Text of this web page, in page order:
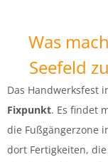
Was
Seefeld
Das Handwerksfest
Fixpunkt. Es findet
die Fußgängerzone
dort Fertigkeiten,